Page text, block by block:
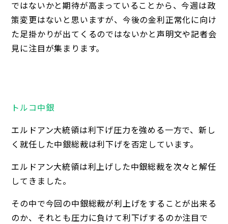
ではないかと期待が高まっていることから、今週は政
策変更はないと思いますが、今後の金利正常化に向け
た足掛かりが出てくるのではないかと声明文や記者会
見に注目が集まります。
トルコ中銀
エルドアン大統領は利下げ圧力を強める一方で、新し
く就任した中銀総裁は利下げを否定しています。
エルドアン大統領は利上げした中銀総裁を次々と解任
してきました。
その中で今回の中銀総裁が利上げをすることが出来る
のか、それとも圧力に負けて利下げするのか注目で